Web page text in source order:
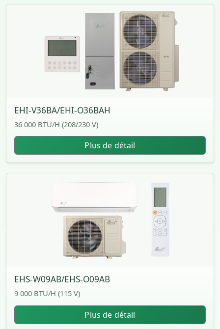
EHI-V36BA/EHI-O36BAH
36 000 BTU/H (208/230 V)
Plus de détail
EHS-W09AB/EHS-O09AB
9 000 BTU/H (115 V)
Plus de détail